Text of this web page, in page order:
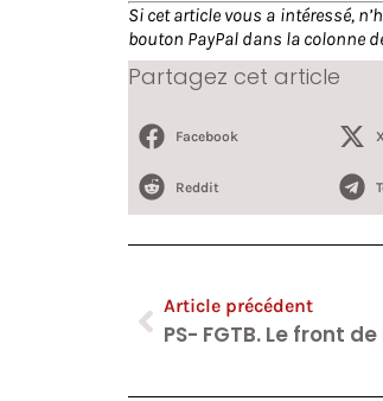
Partagez cet article
Si cet article vous a intéressé,
bouton PayPal dans la colonne
Facebook
Reddit
Article précédent
PS- FGTB. Le front